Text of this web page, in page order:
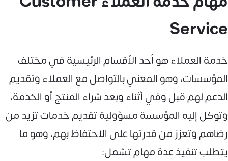
Service
خدمة العملاء هو أحد الأقسام الرئيسية في مختلف
المؤسسات، وهو المعني بالتواصل مع العملاء وتقديم
الدعم لهم قبل وفي أثناء وبعد شراء المنتج أو الخدمة،
وتوكل إليه المؤسسة مسؤولية تقديم خدمات تزيد من
رضاهم وتعزز من قدرتها على الاحتفاظ بهم، وهو ما
يتطلب تنفيذ عدة مهام تشمل: